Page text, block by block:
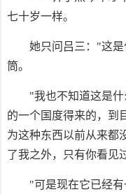
七十岁一样。
她只问吕三："这
筒。
"我也不知道这是
的一个国度得来的，到
为这种东西以前从来都
了我之外，只有你看见
"可是现在它已经